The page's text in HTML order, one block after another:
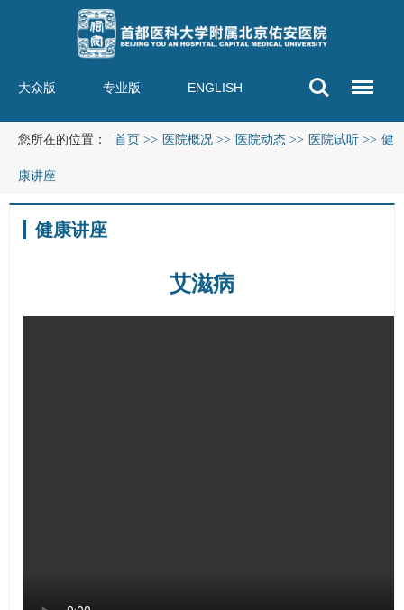
大众版 专业版 ENGLISH
您所在的位置： 首页 >> 医院概况 >> 医院动态 >> 医院试听 >> 健
康讲座
健康讲座
艾滋病